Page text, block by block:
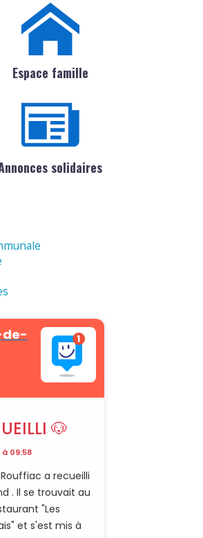
Espace famille
solidaires